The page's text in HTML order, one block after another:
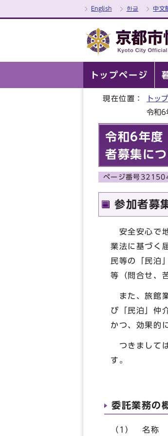
English 한글 中文
トップページ
現在位置： トッ
令和6
令和6年度
者募集に
ページ番号
参加者募
安全安心で
業法に基づく
民等の「民泊
等（問合せ、
また、旅館
び「民泊」仲
かつ、効果的
つきまして
す。
委託業務の
（1） 名称